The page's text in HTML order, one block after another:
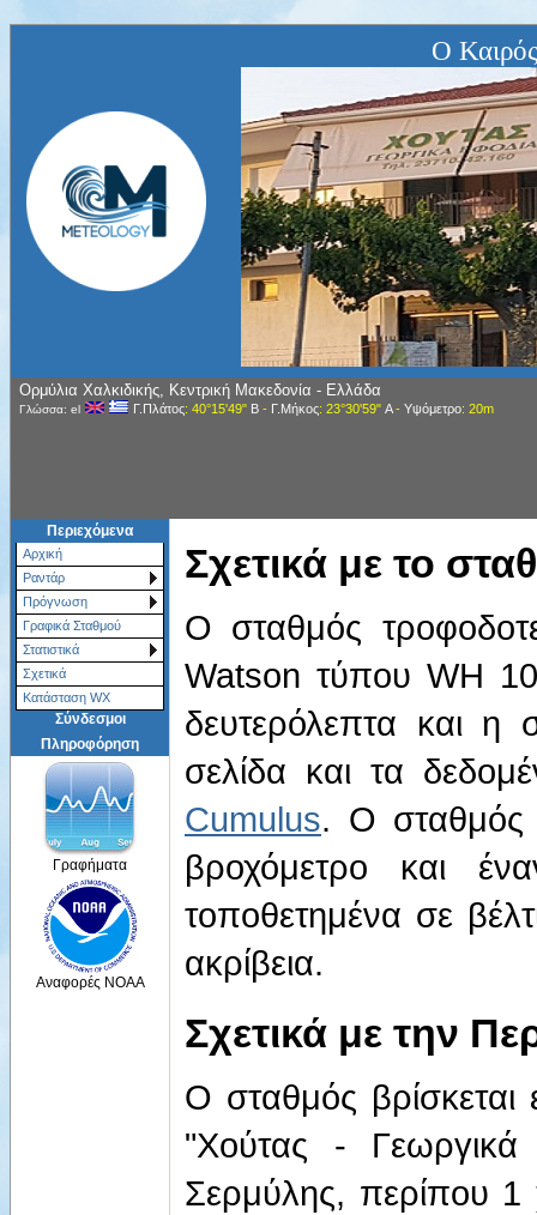
Ο
Ορμύλια Χαλκιδικής, Κεντρική Μακεδονία - Ελλάδα
Γλώσσα: el Γ.Πλάτος: 40°15'49" Β- Γ.Μήκος: 23°30'59" Α- Υψόμετρο: 20m
Περιεχόμενα
Αρχική
Ραντάρ
Πρόγνωση
Γραφικά Σταθμού
Στατιστικά
Σχετικά
Κατάσταση WX
Σύνδεσμοι
Πληροφόρηση
Γραφήματα
Αναφορές NOAA
Σχετικά με το
Ο σταθμός
Watson τύπου WH
δευτερόλεπτα και η
σελίδα και τα
Cumulus. Ο σταθμός
βροχόμετρο και
τοποθετημένα σε
ακρίβεια.
Σχετικά με την
Ο σταθμός βρίσκεται
"Χούτας -
Σερμύλης, περίπου 1